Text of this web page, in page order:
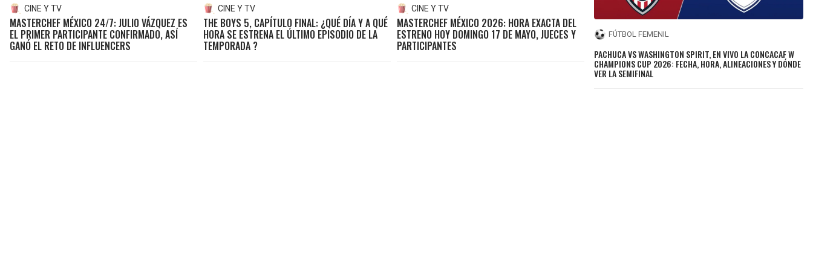
CINE Y TV
MASTERCHEF MÉXICO 24/7: JULIO VÁZQUEZ ES
EL PRIMER PARTICIPANTE CONFIRMADO, ASÍ
GANÓ EL RETO DE INFLUENCERS
CINE Y TV
THE BOYS 5, CAPÍTULO FINAL: ¿QUÉ DÍA Y A QUÉ
HORA SE ESTRENA EL ÚLTIMO EPISODIO DE LA
TEMPORADA ?
CINE Y TV
MASTERCHEF MÉXICO 2026: HORA EXACTA DEL
ESTRENO HOY DOMINGO 17 DE MAYO, JUECES Y
PARTICIPANTES
FÚTBOL FEMENIL
PACHUCA VS WASHINGTON SPIRIT, EN VIVO LA CONCACAF W
CHAMPIONS CUP 2026: FECHA, HORA, ALINEACIONES Y DÓNDE
VER LA SEMIFINAL